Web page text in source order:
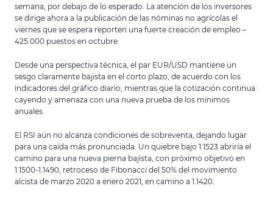
semana, por debajo de lo esperado. La atención de los inversores
se dirige ahora a la publicación de las nóminas no agrícolas el
viernes que se espera reporten una fuerte creación de empleo –
425.000 puestos en octubre.
Desde una perspectiva técnica, el par EUR/USD mantiene un
sesgo claramente bajista en el corto plazo, de acuerdo con los
indicadores del gráfico diario, mientras que la cotización continua
cayendo y amenaza con una nueva prueba de los mínimos
anuales.
El RSI aún no alcanza condiciones de sobreventa, dejando lugar
para una caída más pronunciada. Un quiebre bajo 1.1523 abriría el
camino para una nueva pierna bajista, con próximo objetivo en
1.1500-1.1490, retroceso de Fibonacci del 50% del movimiento
alcista de marzo 2020 a enero 2021, en camino a 1.1420.